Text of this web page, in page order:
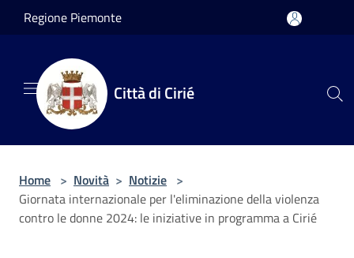
Salta al contenuto principale
Regione Piemonte
Città di Cirié
Home > Novità > Notizie >
Giornata internazionale per l'eliminazione della violenza
contro le donne 2024: le iniziative in programma a Cirié